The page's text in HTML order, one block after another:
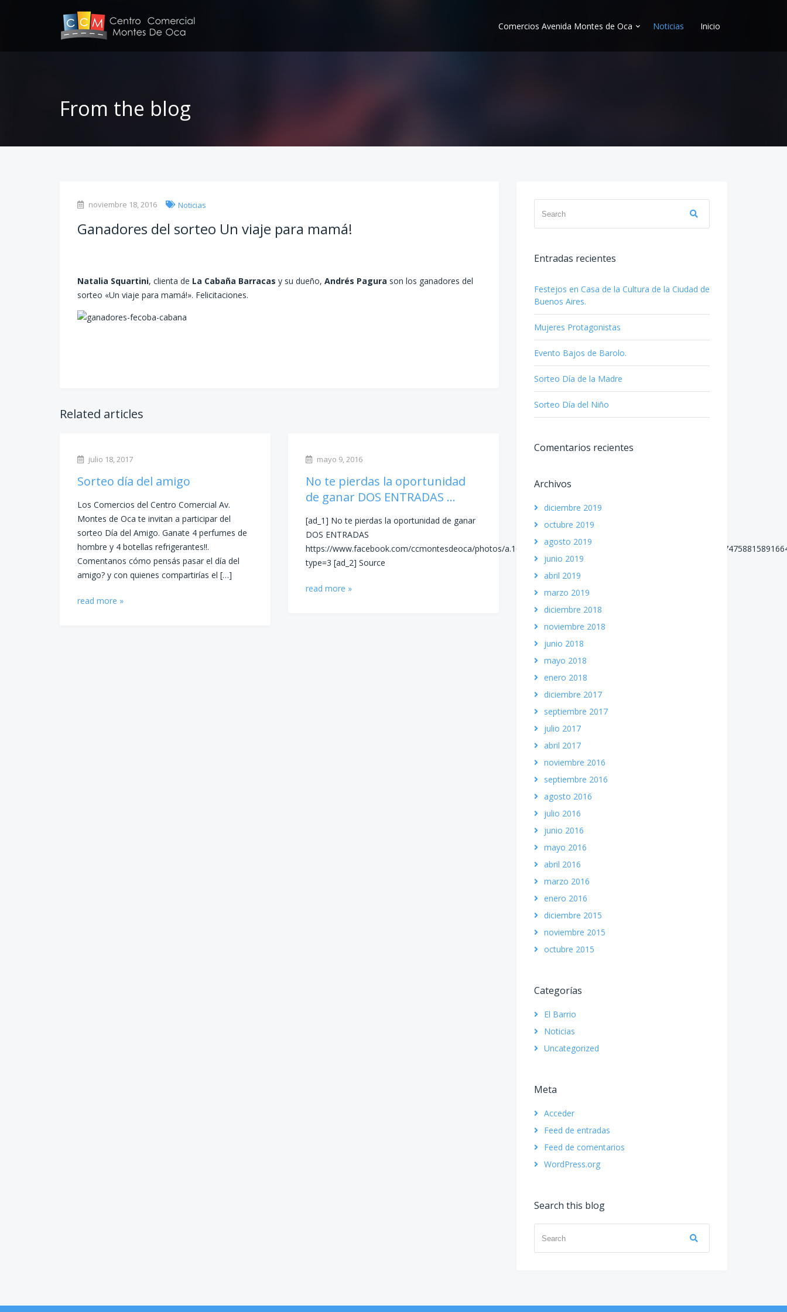
Comercios Avenida Montes de Oca Noticias Inicio
From the blog
noviembre 18, 2016 Noticias
Ganadores del sorteo Un viaje para mamá!
Natalia Squartini, clienta de La Cabaña Barracas y su dueño, Andrés Pagura son los ganadores del
sorteo «Un viaje para mamá!». Felicitaciones.
Related articles
julio 18, 2017
Sorteo día del amigo
Los Comercios del Centro Comercial Av.
Montes de Oca te invitan a participar del
sorteo Día del Amigo. Ganate 4 perfumes de
hombre y 4 botellas refrigerantes!!.
Comentanos cómo pensás pasar el día del
amigo? y con quienes compartirías el […]
read more »
mayo 9, 2016
No te pierdas la oportunidad
de ganar DOS ENTRADAS …
[ad_1] No te pierdas la oportunidad de ganar
DOS ENTRADAS
https://www.facebook.com/ccmontesdeoca/photos/a.1060169464017267.1073741828.1060161400684740/
type=3 [ad_2] Source
read more »
for:
Entradas recientes
Festejos en Casa de la Cultura de la Ciudad de
Buenos Aires.
Mujeres Protagonistas
Evento Bajos de Barolo.
Sorteo Día de la Madre
Sorteo Día del Niño
Comentarios recientes
Archivos
diciembre 2019
octubre 2019
agosto 2019
junio 2019
abril 2019
marzo 2019
diciembre 2018
noviembre 2018
junio 2018
mayo 2018
enero 2018
diciembre 2017
septiembre 2017
julio 2017
abril 2017
noviembre 2016
septiembre 2016
agosto 2016
julio 2016
junio 2016
mayo 2016
abril 2016
marzo 2016
enero 2016
diciembre 2015
noviembre 2015
octubre 2015
Categorías
El Barrio
Noticias
Uncategorized
Meta
Acceder
Feed de entradas
Feed de comentarios
WordPress.org
Search this blog
for: